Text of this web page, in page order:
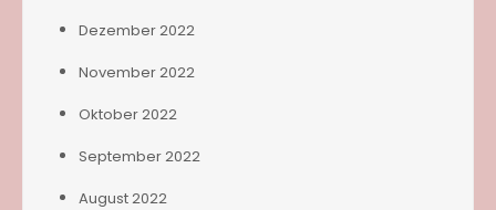
Dezember 2022
November 2022
Oktober 2022
September 2022
August 2022